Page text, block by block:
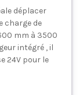
déplacer
charge de
mm à 3500
intégré , il
24V pour le